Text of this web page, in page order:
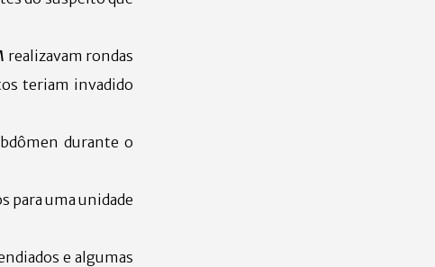
realizavam rondas
teriam invadido
durante o
para uma unidade
e algumas